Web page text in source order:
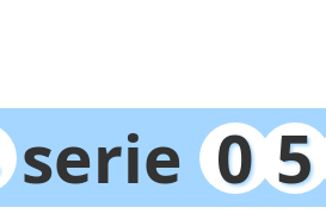
serie 0 5